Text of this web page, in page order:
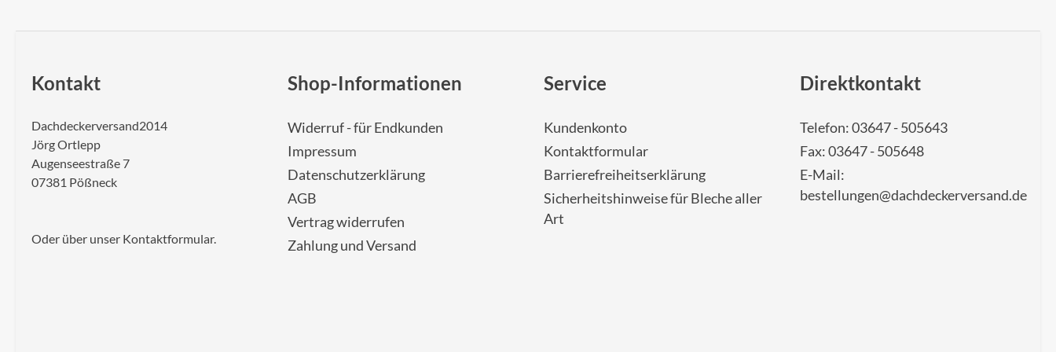
Kontakt
Dachdeckerversand2014
Jörg Ortlepp
Augenseestraße 7
07381 Pößneck
Oder über unser Kontaktformular.
Shop-Informationen
Widerruf - für Endkunden
Impressum
Datenschutzerklärung
AGB
Vertrag widerrufen
Zahlung und Versand
Service
Kundenkonto
Kontaktformular
Barrierefreiheitserklärung
Sicherheitshinweise für Bleche aller
Art
Direktkontakt
Telefon: 03647 - 505643
Fax: 03647 - 505648
E-Mail:
bestellungen@dachdeckerversand.de